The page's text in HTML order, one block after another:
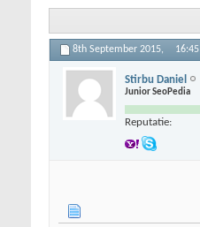
8th September 2015, 16:45
Stirbu Daniel
Junior SeoPedia
Reputatie: